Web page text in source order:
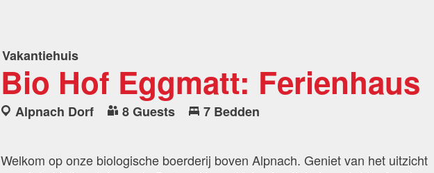
Vakantiehuis
Bio Hof Eggmatt: Ferienhaus
Alpnach Dorf 8 Guests 7 Bedden
Welkom op onze biologische boerderij boven Alpnach. Geniet van het uitzicht